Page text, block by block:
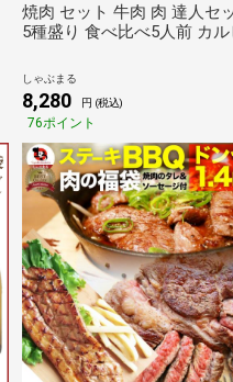
焼肉 セット 牛肉 肉 達人セ
5種盛り 食べ比べ5人前 カル
ギフト 食品 プレゼント お祝
しゃぶまる
しゃぶまる
8,280 円 (税込)
76ポイント